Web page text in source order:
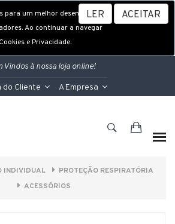
um melhor desempenho e
Ao continuar a navegar
e Privacidade.
LER ACEITAR
Vindos à nossa loja online!
do Cliente A Empresa
INDIVIDUAL
PROTEÇÃO RESPIRATÓRIA
ACESSÓRIOS